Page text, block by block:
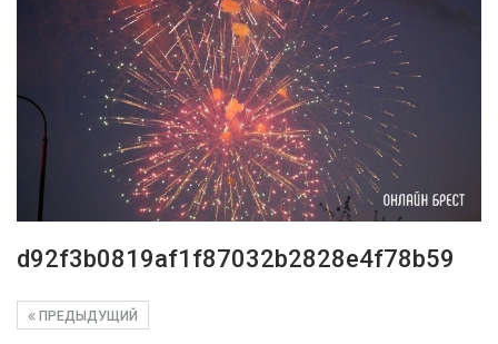
d92f3b0819af1f87032b2828e4f78b59
ПРЕДЫДУЩИЙ